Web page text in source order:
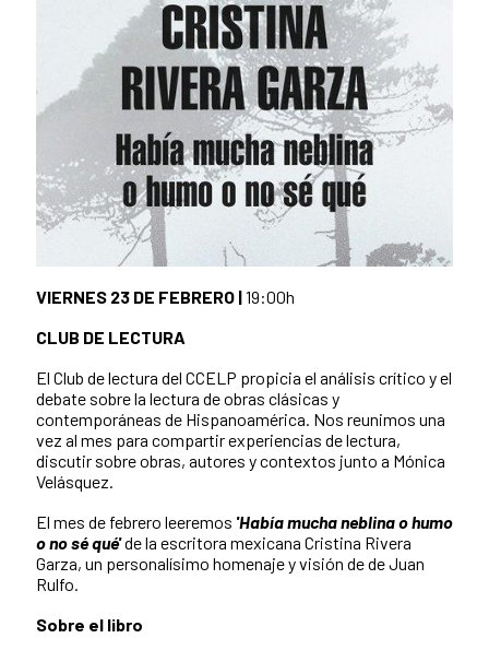
VIERNES 23 DE FEBRERO |19:00h
CLUB DE LECTURA
El Club de lectura del CCELP propicia el análisis crítico y el
debate sobre la lectura de obras clásicas y
contemporáneas de Hispanoamérica. Nos reunimos una
vez al mes para compartir experiencias de lectura,
discutir sobre obras, autores y contextos junto a Mónica
Velásquez.
El mes de febrero leeremos 'Había mucha neblina o humo
o no sé qué'de la escritora mexicana Cristina Rivera
Garza, un personalísimo homenaje y visión de de Juan
Rulfo.
Sobre el libro